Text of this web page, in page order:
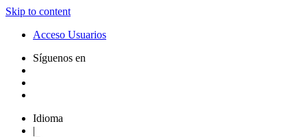
Skip to content
Acceso Usuarios
Síguenos en
Idioma
|